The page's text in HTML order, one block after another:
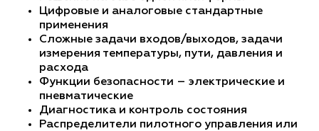
Цифровые и аналоговые стандартные
применения
Сложные задачи входов/выходов, задачи
измерения температуры, пути, давления и
расхода
Функции безопасности – электрические и
пневматические
Диагностика и контроль состояния
Распределители пилотного управления или